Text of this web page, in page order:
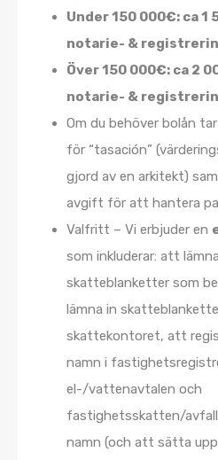
Under 150 000€: ca
notarie- &
Över 150 000€: ca 2
notarie- &
Om du behöver bolån
för “tasación”
gjord av en arkitekt)
avgift för att hantera
Valfritt – Vi erbjuder en
som inkluderar: att
skatteblanketter som
lämna in
skattekontoret, att
namn i
el-/vattenavtalen och
fastighetsskatten/
namn (och att sätta